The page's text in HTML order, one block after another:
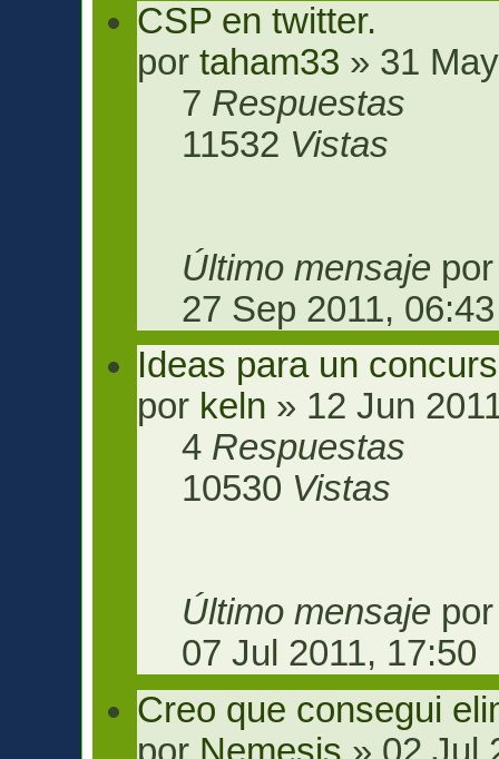
CSP en twitter.
portaham33 » 31
7 Respuestas
11532 Vistas
Último mensaje
27 Sep 2011, 06:43
Ideas para un
por keln » 12 Jun
4 Respuestas
10530 Vistas
Último mensaje
07 Jul 2011, 17:50
Creo que consegui
por Nemesis » 02 Jul